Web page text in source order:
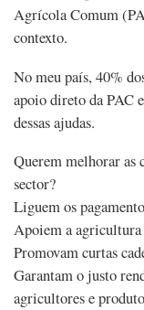
Agrícola Comum
contexto.
No meu país, 40%
apoio direto da PAC
dessas ajudas.
Querem melhorar as
sector?
Liguem os
Apoiem a
Promovam curtas
Garantam o justo
agricultores e